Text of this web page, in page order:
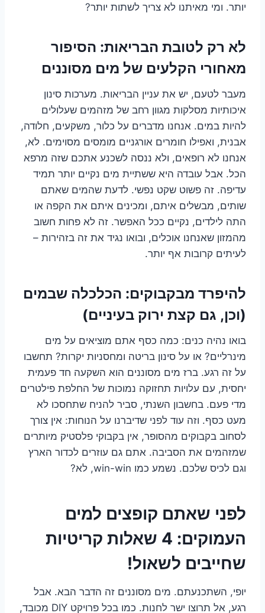
יותר. ומי מאיתנו לא צריך לשתות יותר?
לא רק לטובת הבריאות: הסיפור
מאחורי הקלעים של מים מסוננים
מעבר לטעם, יש את עניין הבריאות. מערכות סינון
איכותיות מסלקות מגוון רחב של מזהמים שעלולים
להיות במים. אנחנו מדברים על כלור, משקעים, חלודה,
אבנית, ואפילו חומרים אורגניים מומסים מסוימים. לא,
אנחנו לא רופאים, ולא ננסה לשכנע אתכם שזה מרפא
הכל. אבל עובדה היא ששתיית מים נקיים יותר תמיד
עדיפה. זה פשוט שקט נפשי. לדעת שהמים שאתם
שותים, מבשלים איתם, ומכינים איתם את הקפה או
התה לילדים, נקיים ככל האפשר. זה לא פחות חשוב
מהמזון שאנחנו אוכלים, ובואו נגיד את זה בזהירות –
לעיתים קרובות אף יותר.
להיפרד מבקבוקים: הכלכלה שבמים
(וכן, גם קצת ירוק בעיניים)
בואו נהיה כנים: כמה כסף אתם מוציאים על מים
מינרליים? או על סינון בריטה ומחסניות יקרות? תחשבו
על זה רגע. ברז מים מסוננים הוא השקעה חד פעמית
יחסית, עם עלויות תחזוקה נמוכות של החלפת פילטרים
מדי פעם. בחשבון השנתי, סביר להניח שתחסכו לא
מעט כסף. וזה עוד לפני שדיברנו על הנוחות: אין צורך
לסחוב בקבוקים מהסופר, אין בקבוקי פלסטיק מיותרים
שמזהמים את הסביבה. אתם גם עוזרים לכדור הארץ
וגם לכיס שלכם. נשמע כמו win-win, לא?
לפני שאתם קופצים למים
העמוקים: 4 שאלות קריטיות
שחייבים לשאול!
יופי, השתכנעתם. מים מסוננים זה הדבר הבא. אבל
רגע, אל תרוצו ישר לחנות. כמו בכל פרויקט DIY מכובד,